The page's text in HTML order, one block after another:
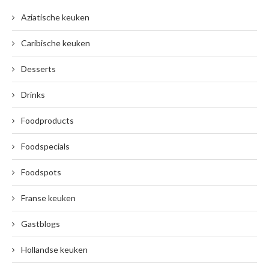
Aziatische keuken
Caribische keuken
Desserts
Drinks
Foodproducts
Foodspecials
Foodspots
Franse keuken
Gastblogs
Hollandse keuken